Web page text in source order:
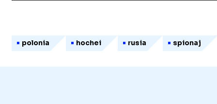
polonia hochei rusia spionaj